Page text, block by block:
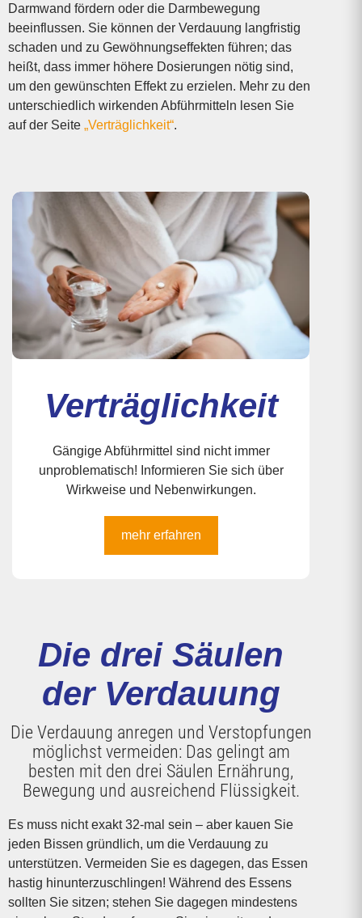
Darmwand fördern oder die Darmbewegung
beeinflussen. Sie können der Verdauung langfristig
schaden und zu Gewöhnungseffekten führen; das
heißt, dass immer höhere Dosierungen nötig sind,
um den gewünschten Effekt zu erzielen. Mehr zu den
unterschiedlich wirkenden Abführmitteln lesen Sie
auf der Seite „Verträglichkeit“.
Verträglichkeit
Gängige Abführmittel sind nicht immer
unproblematisch! Informieren Sie sich über
Wirkweise und Nebenwirkungen.
mehr erfahren
Die drei Säulen
der Verdauung
Die Verdauung anregen und Verstopfungen
möglichst vermeiden: Das gelingt am
besten mit den drei Säulen Ernährung,
Bewegung und ausreichend Flüssigkeit.
Es muss nicht exakt 32-mal sein – aber kauen Sie
jeden Bissen gründlich, um die Verdauung zu
unterstützen. Vermeiden Sie es dagegen, das Essen
hastig hinunterzuschlingen! Während des Essens
sollten Sie sitzen; stehen Sie dagegen mindestens